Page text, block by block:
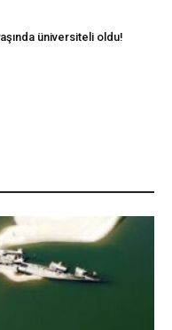
üniversiteli oldu!